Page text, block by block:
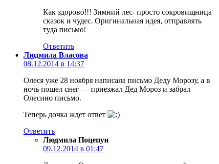
Как здорово!!! Зимний лес- просто сокровищница
сказок и чудес. Оригинальная идея, отправлять
туда письмо!
Ответить
Людмила Власова
08.12.2014 в 14:37
Олеся уже 28 ноября написала письмо Деду Морозу, а в
ночь пошел снег — приезжал Дед Мороз и забрал
Олесино письмо.
Теперь дочка ждет ответ
Ответить
Людмила Поцепун
09.12.2014 в 01:47